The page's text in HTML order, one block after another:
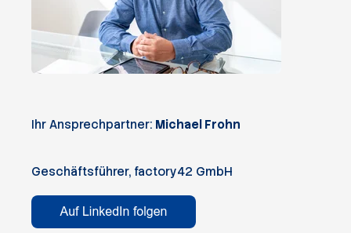
Ihr Ansprechpartner: Michael Frohn
Geschäftsführer, factory42 GmbH